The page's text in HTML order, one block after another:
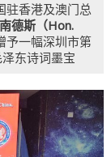
驻香港及澳门总
德斯（Hon.
予一幅深圳市第
东诗词墨宝